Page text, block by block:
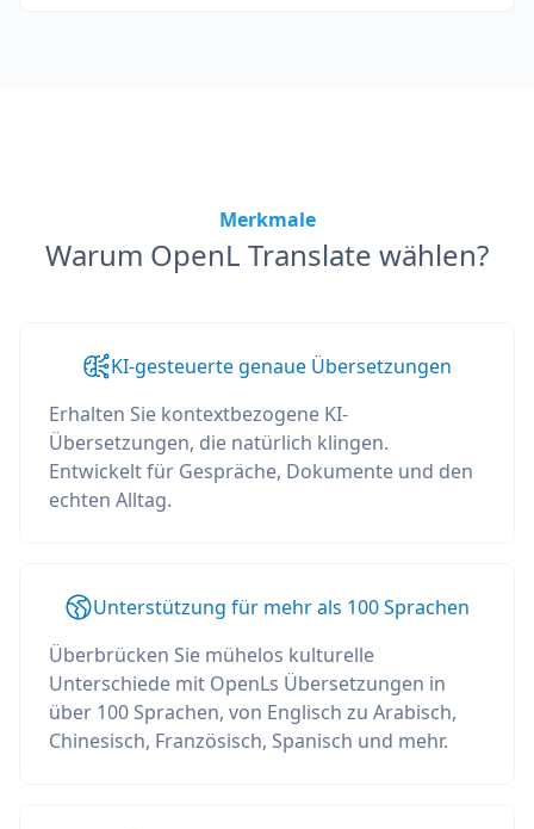
Merkmale
Warum OpenL Translate wählen?
KI-gesteuerte genaue Übersetzungen
Erhalten Sie kontextbezogene KI-
Übersetzungen, die natürlich klingen.
Entwickelt für Gespräche, Dokumente und den
echten Alltag.
Unterstützung für mehr als 100 Sprachen
Überbrücken Sie mühelos kulturelle
Unterschiede mit OpenLs Übersetzungen in
über 100 Sprachen, von Englisch zu Arabisch,
Chinesisch, Französisch, Spanisch und mehr.